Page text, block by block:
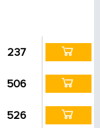
237
506
526